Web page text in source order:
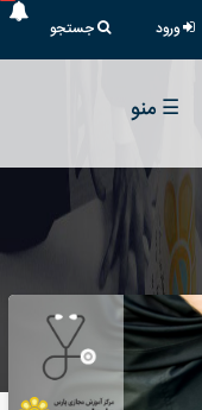
ورود جستجو
☰ منو